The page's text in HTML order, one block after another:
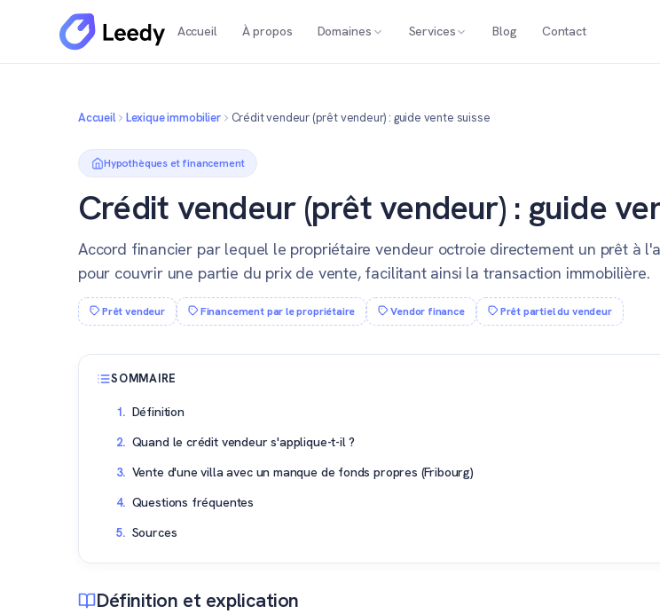
Accueil À propos Domaines Services Blog Contact
Accueil Lexique immobilier Crédit vendeur (prêt vendeur) : guide vente suisse
Hypothèques et financement
Crédit vendeur (prêt vendeur) : guide
Accord financier par lequel le propriétaire vendeur octroie directement un prêt à
pour couvrir une partie du prix de vente, facilitant ainsi la transaction immobilière.
Prêt vendeur Financement par le propriétaire Vendor finance Prêt partiel du vendeur
SOMMAIRE
Définition
Quand le crédit vendeur s'applique-t-il ?
Vente d'une villa avec un manque de fonds propres (Fribourg)
Questions fréquentes
Sources
Définition et explication